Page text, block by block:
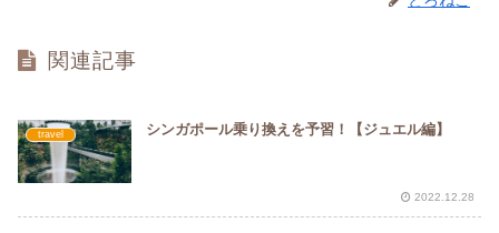
関連記事
travel シンガポール乗り換えを予習！【ジュエル編】
2022.12.28